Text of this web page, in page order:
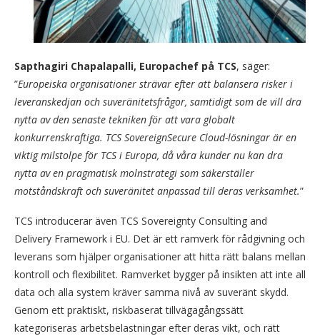
Sapthagiri Chapalapalli, Europachef på TCS, säger:
”Europeiska organisationer strävar efter att balansera risker i
leveranskedjan och suveränitetsfrågor, samtidigt som de vill dra
nytta av den senaste tekniken för att vara globalt
konkurrenskraftiga. TCS SovereignSecure Cloud-lösningar är en
viktig milstolpe för TCS i Europa, då våra kunder nu kan dra
nytta av en pragmatisk molnstrategi som säkerställer
motståndskraft och suveränitet anpassad till deras verksamhet.”
TCS introducerar även TCS Sovereignty Consulting and
Delivery Framework i EU. Det är ett ramverk för rådgivning och
leverans som hjälper organisationer att hitta rätt balans mellan
kontroll och flexibilitet. Ramverket bygger på insikten att inte all
data och alla system kräver samma nivå av suveränt skydd.
Genom ett praktiskt, riskbaserat tillvägagångssätt
kategoriseras arbetsbelastningar efter deras vikt, och rätt